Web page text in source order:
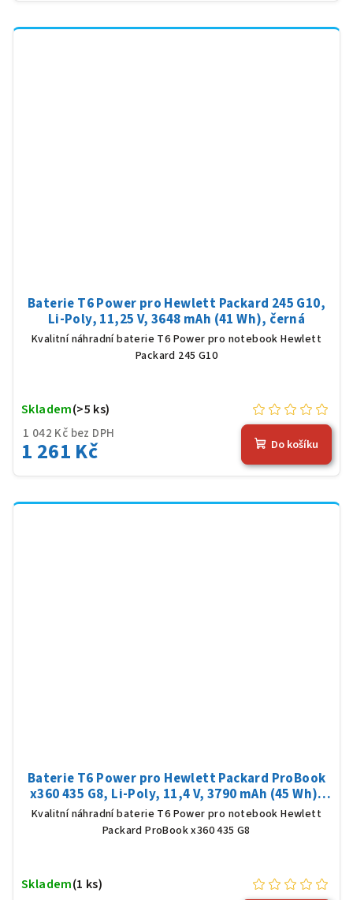
Baterie T6 Power pro Hewlett Packard 245 G10,
Li-Poly, 11,25 V, 3648 mAh (41 Wh), černá
Kvalitní náhradní baterie T6 Power pro notebook Hewlett
Packard 245 G10
1 042 Kč bez DPH
1 261 Kč
Skladem(>5 ks)
Do košíku
Baterie T6 Power pro Hewlett Packard ProBook
x360 435 G8, Li-Poly, 11,4 V, 3790 mAh (45 Wh),
černá
Kvalitní náhradní baterie T6 Power pro notebook Hewlett
Packard ProBook x360 435 G8
Skladem(1 ks)